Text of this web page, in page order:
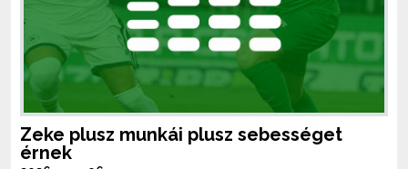
Zeke plusz munkái plusz sebességet
érnek